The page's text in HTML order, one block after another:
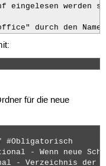
eingelesen werden
office" durch den
für die neue
#Obligatorisch
- Wenn neue
- Verzeichnis der